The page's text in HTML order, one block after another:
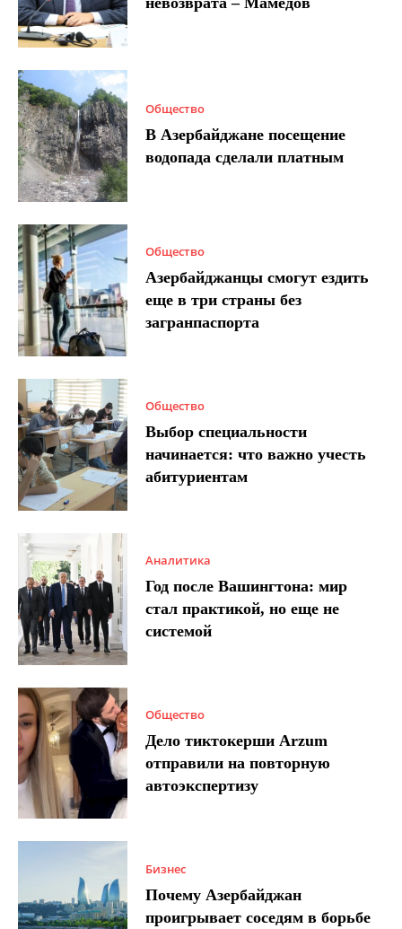
Общество
В Азербайджане посещение
водопада сделали платным
Общество
Азербайджанцы смогут ездить
еще в три страны без
загранпаспорта
Общество
Выбор специальности
начинается: что важно учесть
абитуриентам
Аналитика
Год после Вашингтона: мир
стал практикой, но еще не
системой
Общество
Дело тиктокерши Arzum
отправили на повторную
автоэкспертизу
Бизнес
Почему Азербайджан
проигрывает соседям в борьбе